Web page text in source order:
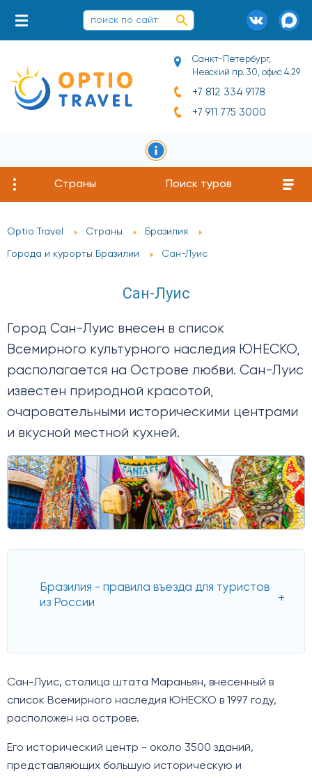
Санкт-Петербург,
Невский пр. 30, офис 4.29
+7 812 334 9178
+7 911 775 3000
Страны Поиск туров
Optio Travel Страны Бразилия
Города и курорты Бразилии Сан-Луис
Сан-Луис
Город Сан-Луис внесен в список
Всемирного культурного наследия ЮНЕСКО,
располагается на Острове любви. Сан-Луис
известен природной красотой,
очаровательными историческими центрами
и вкусной местной кухней.
Бразилия - правила въезда для туристов
из России
Сан-Луис, столица штата Мараньян, внесенный в
список Всемирного наследия ЮНЕСКО в 1997 году,
расположен на острове.
Его исторический центр - около 3500 зданий,
представляющих большую историческую и